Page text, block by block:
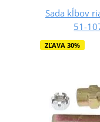
Sada kĺbov
51-
ZĽAVA 30%